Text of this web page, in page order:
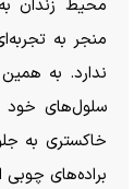
محیط زندان
منجر به
ندارد. به
سلول‌های خود
خاکستری به
براده‌های